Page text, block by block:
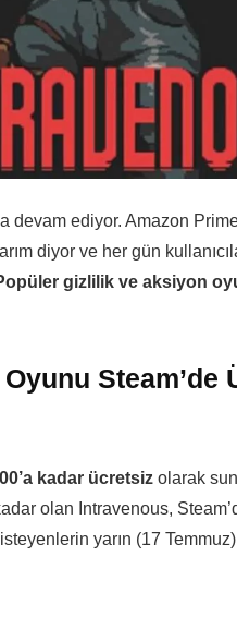
devam ediyor. Amazon
diyor ve her gün
gizlilik ve aksiyon
Steam’de
kadar ücretsiz olarak
olan Intravenous,
yarın (17